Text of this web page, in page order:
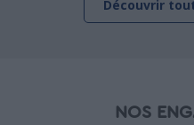
Découvrir
NOS